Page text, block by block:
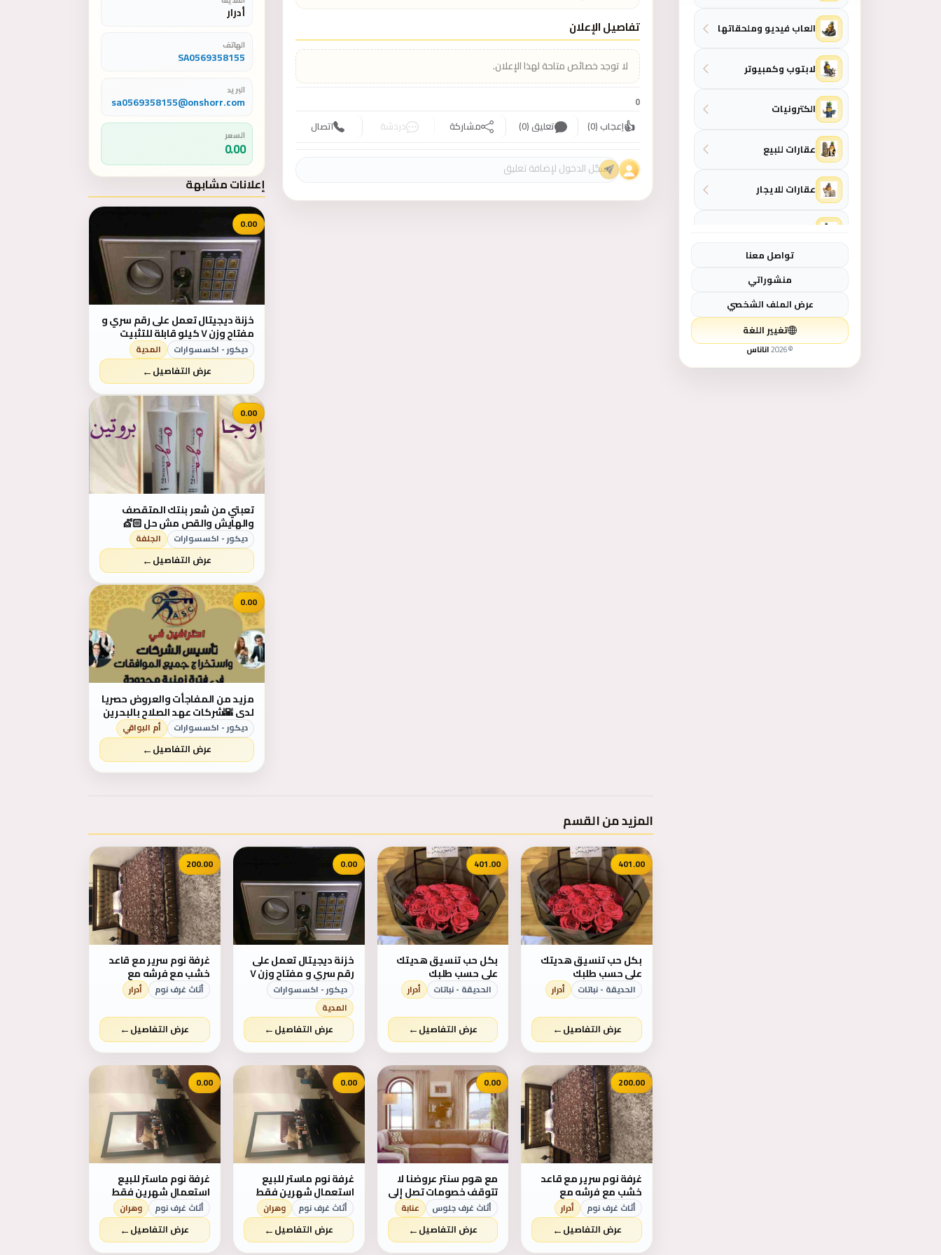
العاب فيديو وملحقاتها
لابتوب وكمبيوتر
الكترونيات
عقارات للبيع
عقارات للايجار
المنزل والحديقة
ازياء - موضة رجالي
لوازم الأطفال و الألعاب
تواصل معنا
منشوراتي
عرض الملف الشخصي
تغيير اللغة
©
2026اناناس
تفاصيل الإعلان
لا توجد خصائص متاحة لهذا الإعلان.
0
👍إعجاب (0) تعليق (0) مشاركة دردشة اتصال
أدرار
الهاتف
SA0569358155
البريد
sa0569358155@onshorr.com
السعر
0.00
إعلانات مشابهة
0.00
خزنة ديجيتال تعمل على رقم سري و
مفتاح وزن ٧ كيلو قابلة للتثبيت
ديكور - اكسسوارات المدية
عرض التفاصيل←
0.00
تعبتي من شعر بنتك المتقصف
والهايش والقص مش حل 💇🏻
كاش شامبو 🧴هو الحل 🗝
بمكونات طبيعية 100% أحصلي على
على الأطفال👩&zwj;👧&zwj;👦
يعني إستخدميه لبنتك وأنتى
مطمئنة👌 خ...
ديكور - اكسسوارات الجلفة
عرض التفاصيل←
0.00
مزيد من المفاجأت والعروض حصريا
لدى 🌇شركات عهد الصلاح بالبحرين
🇧🇭 لخدمات رجال الأعمال وتأسيس
الشركات وتخليص المعاملات
وإصدار السجلات التجارية زيارات
وإقامات لدولة البحرين للتفاصيل
برجاء التواصل خاص🔏...
ديكور - اكسسوارات أم البواقي
عرض التفاصيل←
المزيد من القسم
401.00
بكل حب تنسيق هديتك
على حسب طلبك
انستقرام blackflower477
الحديقة - نباتات أدرار
عرض التفاصيل←
401.00
بكل حب تنسيق هديتك
على حسب طلبك
انستقرام blackflower477
الحديقة - نباتات أدرار
عرض التفاصيل←
0.00
خزنة ديجيتال تعمل على
رقم سري و مفتاح وزن ٧
كيلو قابلة للتثبيت
ديكور - اكسسوارات
المدية
عرض التفاصيل←
200.00
غرفة نوم سرير مع قاعد
خشب مع فرشه مع
كمودين مع تسريحه
دينار رقم خاص
٠٧٧٨٢٥٨٨١٠
أثاث غرف نوم أدرار
عرض التفاصيل←
200.00
غرفة نوم سرير مع قاعد
خشب مع فرشه مع
كمودين مع تسريحه
مرايا بدون خزانه سعر ٢٠٠
دينار رقم خاص
٠٧٧٨٢٥٨٨١٠
أثاث غرف نوم أدرار
عرض التفاصيل←
0.00
مع هوم سنتر عروضنا لا
تتوقف خصومات تصل إلى
70./. في جميع فروعنا
بالمملكه على موديلات
2018
أثاث غرف جلوس عنابة
عرض التفاصيل←
0.00
غرفة نوم ماستر للبيع
استعمال شهرين فقط
مع فرشات ب ٧٠٠ دينار
أثاث غرف نوم وهران
عرض التفاصيل←
0.00
غرفة نوم ماستر للبيع
استعمال شهرين فقط
مع فرشات ب ٧٠٠ دينار
أثاث غرف نوم وهران
عرض التفاصيل←